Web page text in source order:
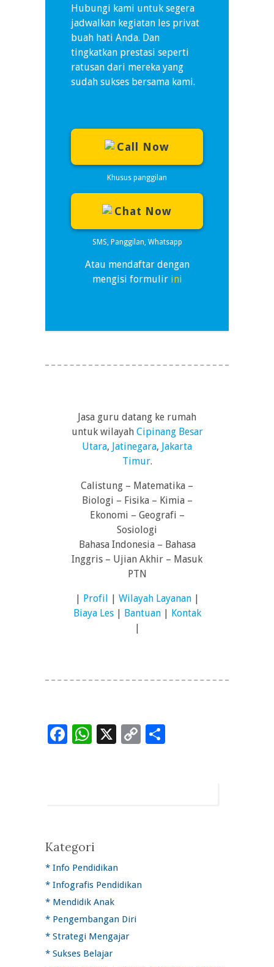
Hubungi kami untuk segera
jadwalkan kegiatan les privat
buah hati Anda. Dan
tingkatkan prestasi seperti
ratusan dari mereka yang
sudah sukses bersama kami.
Call Now
Khusus panggilan
Chat Now
SMS, Panggilan, Whatsapp
Atau mendaftar dengan
mengisi formulir ini
Jasa guru datang ke rumah
untuk wilayah Cipinang Besar
Utara, Jatinegara, Jakarta
Timur.
Calistung – Matematika –
Biologi – Fisika – Kimia –
Ekonomi – Geografi –
Sosiologi
Bahasa Indonesia – Bahasa
Inggris – Ujian Akhir – Masuk
PTN
| Profil | Wilayah Layanan|
Biaya Les| Bantuan| Kontak
|
Facebook
WhatsApp
X
Copy
Kategori
* Info Pendidikan
* Infografis Pendidikan
* Mendidik Anak
* Pengembangan Diri
* Strategi Mengajar
* Sukses Belajar